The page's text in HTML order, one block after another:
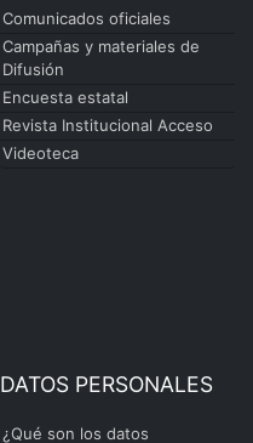
Comunicados oficiales
Campañas y materiales de
Difusión
Encuesta estatal
Revista Institucional Acceso
Videoteca
DATOS PERSONALES
¿Qué son los datos